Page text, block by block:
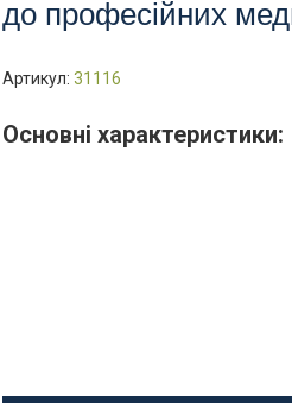
до професійних
Артикул: 31116
Основні характеристики: